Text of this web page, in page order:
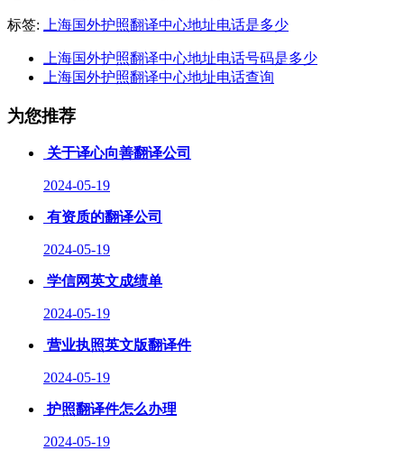
标签: 上海国外护照翻译中心地址电话是多少
上海国外护照翻译中心地址电话号码是多少
上海国外护照翻译中心地址电话查询
为您推荐
关于译心向善翻译公司
2024-05-19
有资质的翻译公司
2024-05-19
学信网英文成绩单
2024-05-19
营业执照英文版翻译件
2024-05-19
护照翻译件怎么办理
2024-05-19